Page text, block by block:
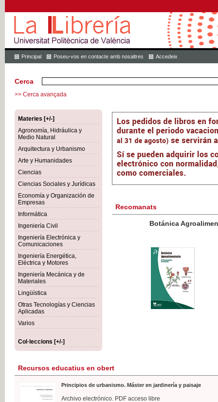
Principal Poseu-vos en contacte amb nosaltres Accedeix
Cerca
>> Cerca avançada
Materies [+/-]
Agronomía, Hidráulica y
Medio Natural
Arquitectura y Urbanismo
Arte y Humanidades
Ciencias
Ciencias Sociales y Jurídicas
Economía y Organización de
Empresas
Informática
Ingeniería Civil
Ingeniería Electrónica y
Comunicaciones
Ingeniería Energética,
Eléctrica y Motores
Ingeniería Mecánica y de
Materiales
Lingüística
Otras Tecnologías y Ciencias
Aplicadas
Varios
Col·leccions [+/-]
Recomanats
Botánica Agroalimentaria
Recursos educatius en obert
Principios de urbanismo. Máster en jardinería y paisaje
Archivo electrónico. PDF acceso libre